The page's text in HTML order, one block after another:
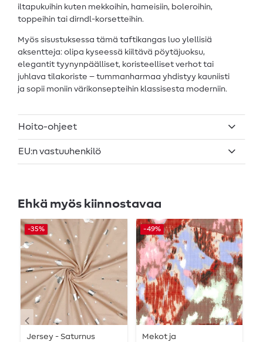
iltapukuihin kuten mekkoihin, hameisiin, boleroihin,
toppeihin tai dirndl-korsetteihin.
Myös sisustuksessa tämä taftikangas luo ylellisiä
aksentteja: olipa kyseessä kiiltävä pöytäjuoksu,
elegantit tyynynpäälliset, koristeelliset verhot tai
juhlava tilakoriste – tummanharmaa yhdistyy kauniisti
ja sopii moniin värikonsepteihin klassisesta moderniin.
Hoito-ohjeet
EU:n vastuuhenkilö
Ehkä myös kiinnostavaa
-35%
Jersey - Saturnus
-49%
Mekot ja